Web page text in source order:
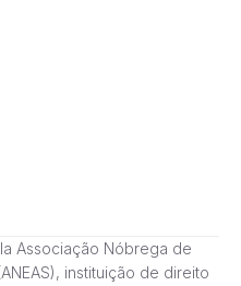
Associação Nóbrega de
instituição de direito